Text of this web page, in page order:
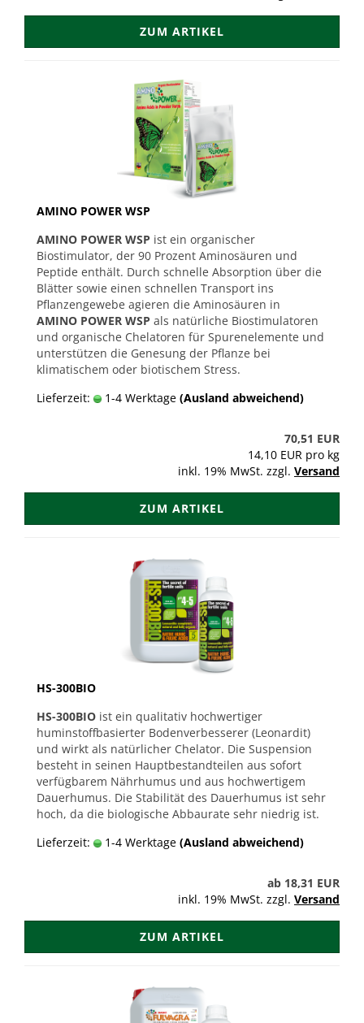
ZUM ARTIKEL
AMINO POWER WSP
AMINO POWER WSP ist ein organischer
Biostimulator, der 90 Prozent Aminosäuren und
Peptide enthält. Durch schnelle Absorption über die
Blätter sowie einen schnellen Transport ins
Pflanzengewebe agieren die Aminosäuren in
AMINO POWER WSP als natürliche Biostimulatoren
und organische Chelatoren für Spurenelemente und
unterstützen die Genesung der Pflanze bei
klimatischem oder biotischem Stress.
Lieferzeit:
1-4 Werktage (Ausland abweichend)
70,51 EUR
14,10 EUR pro kg
inkl. 19% MwSt. zzgl. Versand
ZUM ARTIKEL
HS-300BIO
HS-300BIO ist ein qualitativ hochwertiger
huminstoffbasierter Bodenverbesserer (Leonardit)
und wirkt als natürlicher Chelator. Die Suspension
besteht in seinen Hauptbestandteilen aus sofort
verfügbarem Nährhumus und aus hochwertigem
Dauerhumus. Die Stabilität des Dauerhumus ist sehr
hoch, da die biologische Abbaurate sehr niedrig ist.
Lieferzeit:
1-4 Werktage (Ausland abweichend)
ab 18,31 EUR
inkl. 19% MwSt. zzgl. Versand
ZUM ARTIKEL